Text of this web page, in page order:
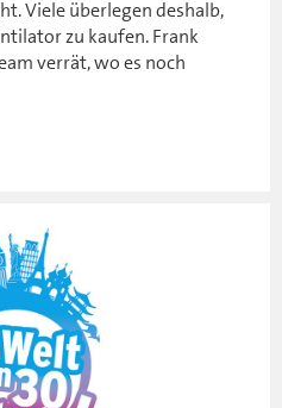
Viele überlegen deshalb,
zu kaufen. Frank
verrät, wo es noch